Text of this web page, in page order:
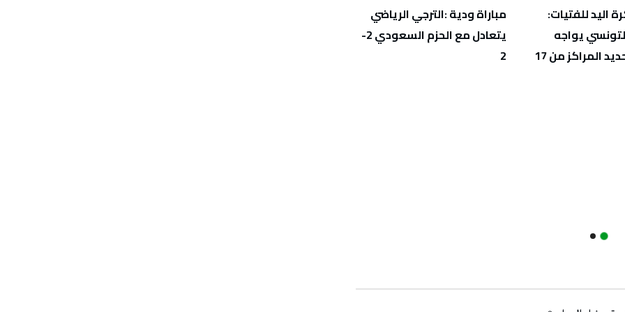
اليد للفتيات:
يواجه
كرواتيا لتحديد المراكز من 17
مباراة ودية :الترجي الرياضي
يتعادل مع الحزم السعودي 2-
2